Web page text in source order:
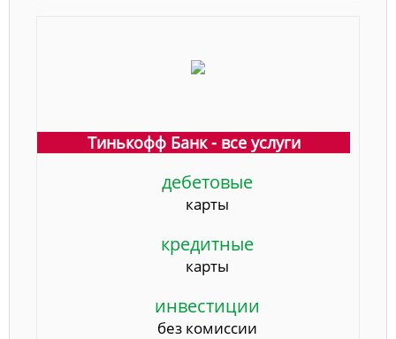
Тинькофф Банк - все услуги
дебетовые
карты
кредитные
карты
инвестиции
без комиссии